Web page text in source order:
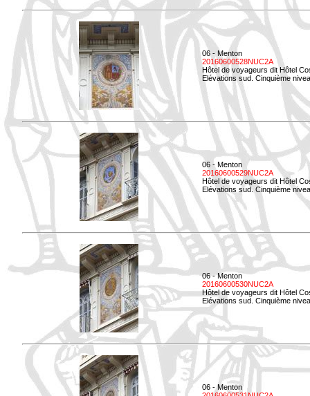
06 - Menton
20160600528NUC2A
Hôtel de voyageurs dit Hôtel
Elévations sud. Cinquième
06 - Menton
20160600529NUC2A
Hôtel de voyageurs dit Hôtel
Elévations sud. Cinquième
06 - Menton
20160600530NUC2A
Hôtel de voyageurs dit Hôtel
Elévations sud. Cinquième
06 - Menton